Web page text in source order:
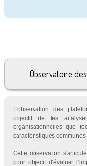
Observatoire
L'observation des
objectif de les
organisationnelles que
caractéristiques
Cette observation
pour objecif d’évaluer